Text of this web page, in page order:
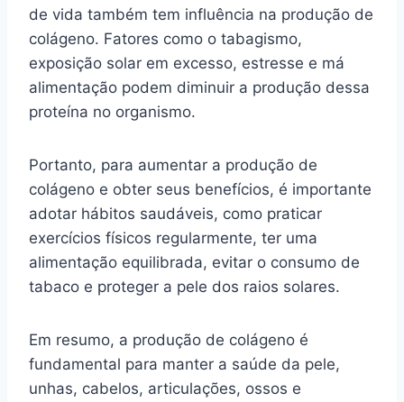
de vida também tem influência na produção de
colágeno. Fatores como o tabagismo,
exposição solar em excesso, estresse e má
alimentação podem diminuir a produção dessa
proteína no organismo.
Portanto, para aumentar a produção de
colágeno e obter seus benefícios, é importante
adotar hábitos saudáveis, como praticar
exercícios físicos regularmente, ter uma
alimentação equilibrada, evitar o consumo de
tabaco e proteger a pele dos raios solares.
Em resumo, a produção de colágeno é
fundamental para manter a saúde da pele,
unhas, cabelos, articulações, ossos e